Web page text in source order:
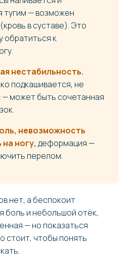
тугим — возможен
в суставе). Это
обратиться к
нестабильность.
подкашивается, не
— может быть сочетанная
невозможность
ногу, деформация —
перелом.
нет, а беспокоит
боль и небольшой отёк,
— но показаться
стоит, чтобы понять